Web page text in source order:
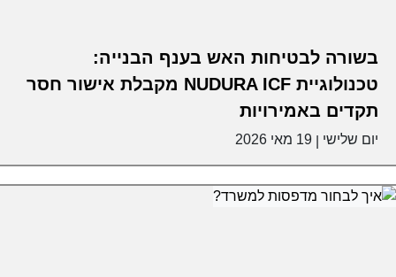
בשורה לבטיחות האש בענף הבנייה:
טכנולוגיית NUDURA ICF מקבלת אישור חסר
תקדים באמירויות
יום שלישי 19 מאי 2026